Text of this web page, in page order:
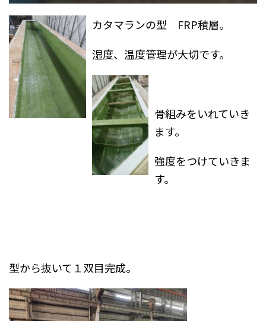
カタマランの型 FRP積層。
湿度、温度管理が大切です。
骨組みをいれていき
ます。
強度をつけていきま
す。
型から抜いて１双目完成。